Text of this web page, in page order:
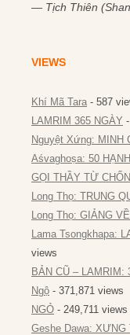
— Tịch Thiên
VIEWS
Khí Mã Tara - 587
LAMRIM 365 NGÀY
Nguyệt Xứng: MINH
Aśvaghoṣa: 50
GỌI THẦY TỪ
Long Thọ: TRUNG
Long Thọ: GIẢNG
Lama Tsongkhapa:
views
BẢN CŨ – LAMRIM:
Ngộ - 371,871 views
NGỎ - 249,711 views
Geshe Dawa: